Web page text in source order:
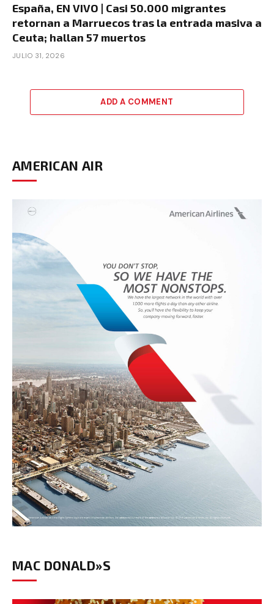
España, EN VIVO | Casi 50.000 migrantes
retornan a Marruecos tras la entrada masiva a
Ceuta; hallan 57 muertos
JULIO 31, 2026
ADD A COMMENT
AMERICAN AIR
MAC DONALD»S